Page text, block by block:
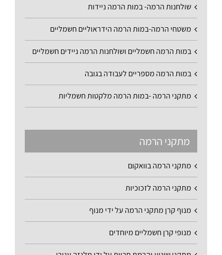
שולחנות הרמה- במות הרמה ניידות
משטחי הרמה-במות הרמה הידראוליים חשמליים
במות הרמה חשמליים ושולחנות הרמה ניידים חשמליים
במות הרמה מספריים לעבודה בגובה
מתקני הרמה -במות הרמה מלקטות חשמליות
מתקני הרמה
מתקני הרמה בוואקום
מתקני הרמה לזכוכיות
מנוף קרן מתקני הרמה על ידי מנוף
מנופי קרן חשמליים מיוחדים